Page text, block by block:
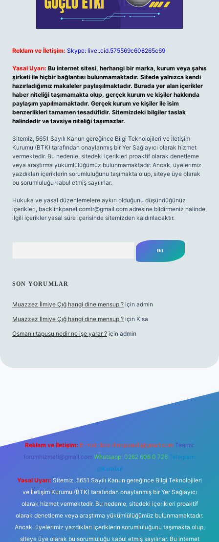
Reklam ve İletişim: Skype: live:.cid.575569c608265c69
Yasal Uyarı: Bu internet sitesi, herhangi bir marka, kurum veya şahıs
şirketi ile hiçbir bağlantısı bulunmamaktadır. Sitede yalnızca kendi
hazırladığımız makaleler paylaşılmaktadır. Burada yer alan içerikler
haber niteliği taşımamakta olup, gerçek kurum ve kişiler hakkında
paylaşım yapılmamaktadır. Gerçek kurum ve kişiler ile isim
benzerlikleri tamamen tesadüfidir. Sitemizdeki bilgiler taslak
halindedir ve tavsiye niteliği taşımazlar.
Sitemiz, 5651 Sayılı Kanun gereğince Bilgi Teknolojileri ve İletişim
Kurumu (BTK) tarafından onaylanmış bir Yer Sağlayıcı olarak hizmet
vermektedir. Bu nedenle, sitedeki içerikleri proaktif olarak denetleme
veya araştırma yükümlülüğümüz bulunmamaktadır. Ancak, üyelerimiz
yazdıkları içeriklerin sorumluluğunu taşımakta olup, siteye üye olarak
bu sorumluluğu kabul etmiş sayılırlar.
Hukuka ve yasal düzenlemelere aykırı olduğunu düşündüğünüz
içerikleri, backlinkpanelicomtr@gmail.com adresine bildirmeniz halinde,
ilgili içerikler yasal süre içerisinde sitemizden kaldırılacaktır.
SON YORUMLAR
Muazzez İlmiye Çığ hangi dine mensup ? için admin
Muazzez İlmiye Çığ hangi dine mensup ? için Kısa
Osmanlı tapusu nedir ne işe yarar ? için admin
Reklam ve İletişim: E-mail: backlinkpaneli@gmail.com Teams:
forumhizmeti@gmail.com Whatsapp: 0262 606 0 726 Telegram:
@karabul
Yasal Uyarı: Sitemiz, 5651 Sayılı Kanun gereğince Bilgi Teknolojileri
ve İletişim Kurumu (BTK) tarafından onaylanmış bir Yer Sağlayıcı
olarak hizmet vermektedir. Bu nedenle, sitedeki içerikleri proaktif
olarak denetleme veya araştırma yükümlülüğümüz bulunmamaktadır.
Ancak, üyelerimiz yazdıkları içeriklerin sorumluluğunu taşımakta olup,
siteye üye olarak bu sorumluluğu kabul etmiş sayılırlar. Bu internet